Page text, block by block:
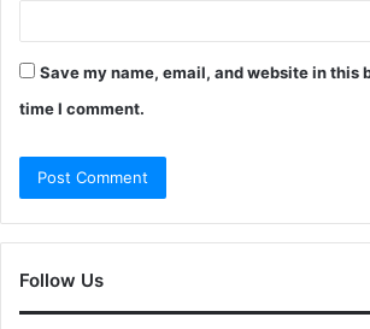
Save my name, email, and website in this
time I comment.
Follow Us